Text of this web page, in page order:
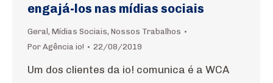
engajá-los nas mídias sociais
Geral , Mídias Sociais, Nossos Trabalhos
Por Agência io! 22/08/2019
Um dos clientes da io! comunica é a WCA